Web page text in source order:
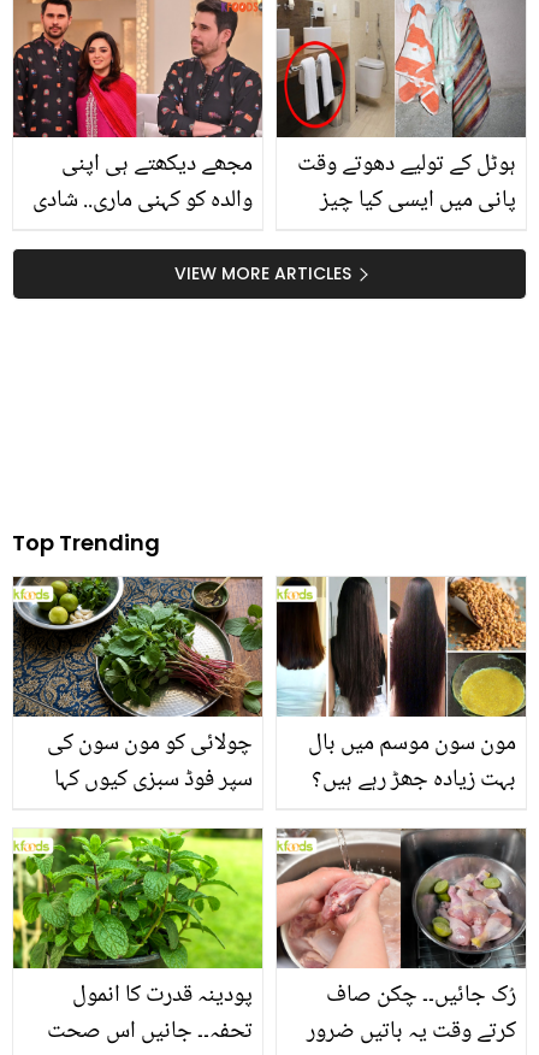
میں صرف لہسن کی مدد
سے خود کو ٹھیک کر کے
مہنگی دواؤں سے بچنے کا
طریقہ
جانیئے اس کے نقصانات اور
بلڈ پریشر نارمل کرنے کے
چند گھریلو طریقے
مجھے دیکھتے ہی اپنی
والدہ کو کہنی ماری.. شادی
ہاشمی کی اہلیہ نے دلچسپ
قصہ سنا دیا
ہوٹل کے تولیے دھوتے وقت
پانی میں ایسی کیا چیز
چمکتے رہتے ہیں؟ جانیئے
گھر کے گندے تولیے کو
VIEW MORE ARTICLES
Top Trending
چولائی کو مون سون کی
سپر فوڈ سبزی کیوں کہا
منرلز اور اینٹی آکسیڈنٹس
سے بھرپور اس سبزی کے
فائدے
مون سون موسم میں بال
بہت زیادہ جھڑ رہے ہیں؟
بنانے کے چند قدرتی طریقے
پودینہ قدرت کا انمول
تحفہ۔۔ جانیں اس صحت
رُک جائیں۔۔ چکن صاف
کرتے وقت یہ باتیں ضرور